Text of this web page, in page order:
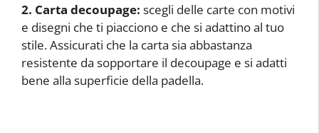
2. Carta decoupage: scegli delle carte con motivi
e disegni che ti piacciono e che si adattino al tuo
stile. Assicurati che la carta sia abbastanza
resistente da sopportare il decoupage e si adatti
bene alla superficie della padella.